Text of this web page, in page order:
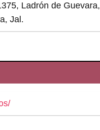
Ladrón de Guevara,
Jal.